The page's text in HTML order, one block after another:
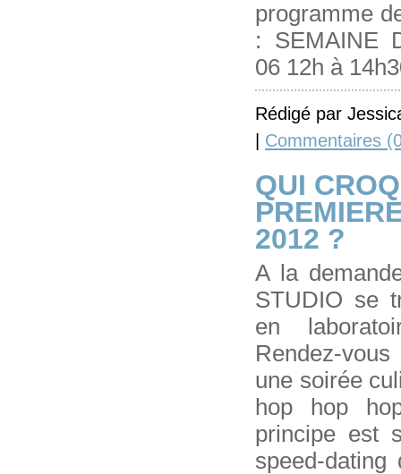
programme
: SEMAINE
06 12h à
Rédigé par
| Commentaires
QUI
2012 ?
A la
STUDIO se
en
Rendez-
une soirée
hop hop
principe est
speed-